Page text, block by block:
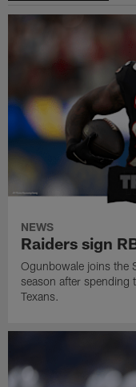
NEWS
Raiders sign
Ogunbowale joins the
season after
Texans.